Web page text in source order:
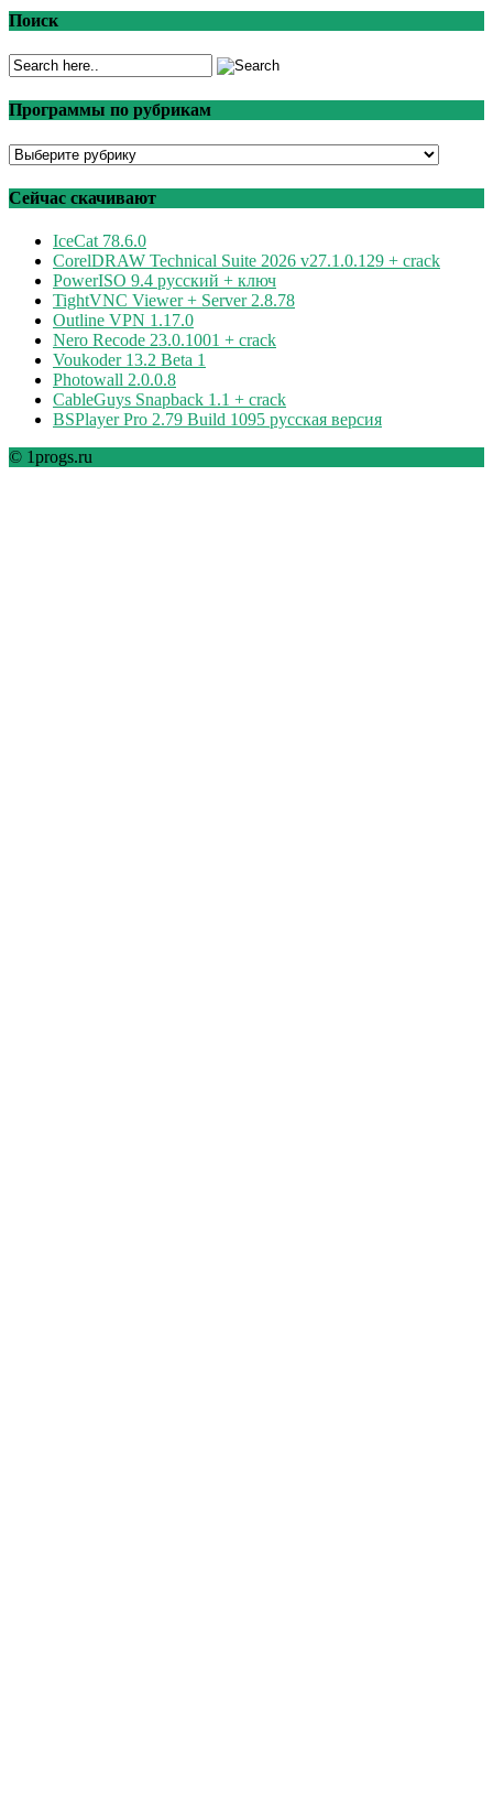
Поиск
Программы по рубрикам
Программы
рубрикам
Сейчас скачивают
IceCat 78.6.0
CorelDRAW Technical Suite 2026 v27.1.0.129 + crack
PowerISO 9.4 русский + ключ
TightVNC Viewer + Server 2.8.78
Outline VPN 1.17.0
Nero Recode 23.0.1001 + crack
Voukoder 13.2 Beta 1
Photowall 2.0.0.8
CableGuys Snapback 1.1 + crack
BSPlayer Pro 2.79 Build 1095 русская версия
© 1progs.ru